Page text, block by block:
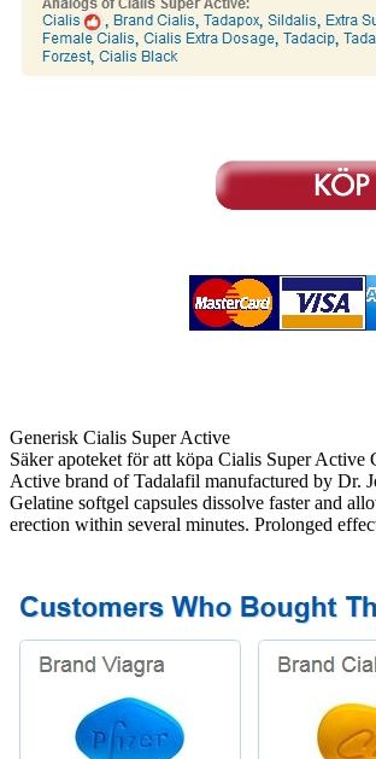
Generisk Cialis Super Active
Säker apoteket för att köpa Cialis Super Active
Active brand of Tadalafil manufactured by Dr.
Gelatine softgel capsules dissolve faster and
erection within several minutes. Prolonged